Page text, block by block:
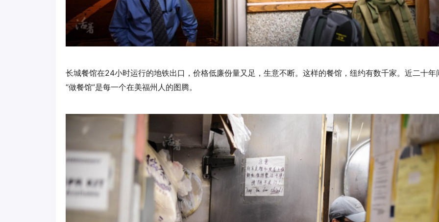
长城餐馆在24小时运行的地铁出口，价格低廉份量又足，生意不断。这样的餐馆，纽约有数千家。近二十年
“做餐馆”是每一个在美福州人的图腾。